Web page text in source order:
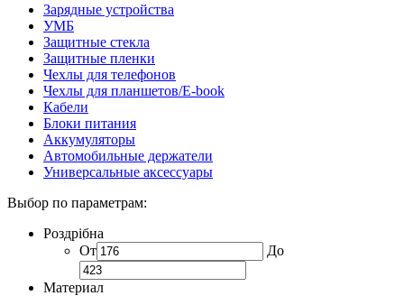
Зарядные устройства
УМБ
Защитные стекла
Защитные пленки
Чехлы для телефонов
Чехлы для планшетов/E-book
Кабели
Блоки питания
Аккумуляторы
Автомобильные держатели
Универсальные аксессуары
Выбор по параметрам:
Роздрібна
От
До
Материал